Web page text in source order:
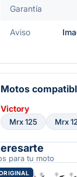
Garantía
Aviso
Motos
Victory
Mrx 125 Mrx
para tu moto